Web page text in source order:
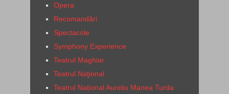
Opera
Recomandări
Spectacole
Symphony Experience
Teatrul Maghiar
Teatrul Naţional
Teatrul Național Aureliu Manea Turda